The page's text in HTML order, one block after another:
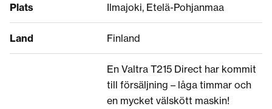
Plats Ilmajoki, Etelä-Pohjanmaa
Land Finland
En Valtra T215 Direct har kommit
till försäljning – låga timmar och
en mycket välskött maskin!